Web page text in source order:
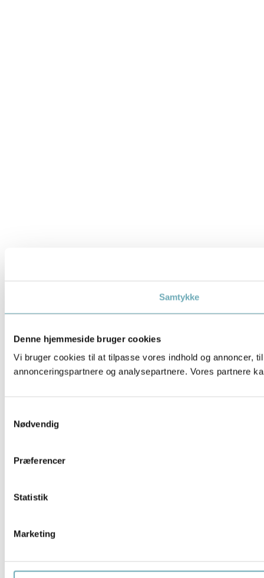
Samtykke
Denne hjemmeside bruger cookies
Vi bruger cookies til at tilpasse vores indhold og annoncer,
annonceringspartnere og analysepartnere. Vores partnere
Nødvendig
Præferencer
Statistik
Marketing